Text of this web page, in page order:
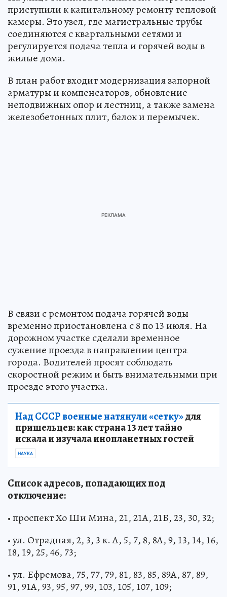
приступили к капитальному ремонту тепловой
камеры. Это узел, где магистральные трубы
соединяются с квартальными сетями и
регулируется подача тепла и горячей воды в
жилые дома.
В план работ входит модернизация запорной
арматуры и компенсаторов, обновление
неподвижных опор и лестниц, а также замена
железобетонных плит, балок и перемычек.
В связи с ремонтом подача горячей воды
временно приостановлена с 8 по 13 июля. На
дорожном участке сделали временное
сужение проезда в направлении центра
города. Водителей просят соблюдать
скоростной режим и быть внимательными при
проезде этого участка.
Над СССР военные натянули «сетку»для
пришельцев: как страна 13 лет тайно
искала и изучала инопланетных гостей
НАУКА
Список адресов, попадающих под
отключение:
• проспект Хо Ши Мина, 21, 21А, 21Б, 23, 30, 32;
• ул. Отрадная, 2, 3, 3 к. А, 5, 7, 8, 8А, 9, 13, 14, 16,
18, 19, 25, 46, 73;
• ул. Ефремова, 75, 77, 79, 81, 83, 85, 89А, 87, 89,
91, 91А, 93, 95, 97, 99, 103, 105, 107, 109;